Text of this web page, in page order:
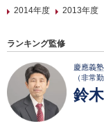
2014年度
2013年度
ランキング監修
慶應義
（非常勤
鈴